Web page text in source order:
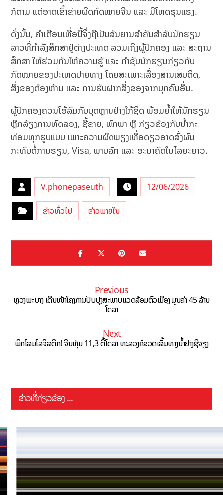
ກໍຕາມ ແຕ່ອາດເຂົ້າຂ່າຍຜິດກົດໝາຍຈີນ ແລະ ມີໂທດຮຸນແຮງ.
ດັ່ງນັ້ນ, ຄຳເຕືອນເທື່ອນີ້ຈຶ່ງຖືເປັນສັນຍານສຳຄັນສຳລັບນັກຮຽນ
ລາວທີ່ກຳລັງສຶກສາຢູ່ຕ່າງປະເທດ ລວມເຖິງຜູ້ປົກຄອງ ແລະ ສະຖານ
ສຶກສາ ໃຫ້ຮ່ວມກັນໃຫ້ຄວາມຮູ້ ແລະ ກຳຊັບນັກຮຽນກ່ຽວກັບ
ກົດໝາຍຂອງປະເທດປາຍທາງ ໂດຍສະເພາະເລື່ອງສານເສບຕິດ,
ສິ່ງຂອງຕ້ອງຫ້າມ ແລະ ການຮັບຝາກສິ່ງຂອງຈາກບຸກຄົນອື່ນ.
ຜູ້ປົກຄອງຄວນໂອ້ລົມກັບບຸດຫຼານຢ່າງໃກ້ຊິດ ພ້ອມຍ້ຳໃຫ້ນັກຮຽນ
ຫຼີກລ້ຽງການທົດລອງ, ຊື້ຂາຍ, ພົກພາ ຫຼື ກ່ຽວຂ້ອງກັບນ້ຳກະ
ທ່ອມທຸກຮູບແບບ ເພາະຄວາມຜິດພຽງເທື່ອດຽວອາດສົ່ງຜົນ
ກະທົບຕໍ່ການຮຽນ, Visa, ພາບລັກ ແລະ ອະນາຄົດໃນໄລຍະຍາວ.
V.phonepaseuth 12/06/2026
ຂ່າວທົ່ວໄປ ຂ່າວພາຍໃນ
Previous
ຫຼວງພະບາງ ເດີນໜ້າໂຄງການປັບປຸງສະພາບແວດລ້ອມຕົວເມືອງ ມູນຄ່າ 45 ລ້ານ
ໂດລາ
Next
ພິກໂສມໂລຈິສຕິກ! ຈີນທຸ້ມ 11,3 ຕື້ໂດລາ ທະລວງຄໍຂວດເສັ້ນທາງນ້ຳຢາງຊີຈຽງ
ຂ່າວທີ່ກ່ຽວຂ້ອງ ...